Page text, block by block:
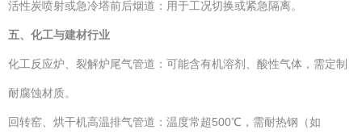
活性炭喷射或急冷塔前后烟道：用于工况切换或紧急隔离。
五、化工与建材行业
化工反应炉、裂解炉尾气管道：可能含有机溶剂、酸性气体，需定制
耐腐蚀材质。
回转窑、烘干机高温排气管道：温度常超500℃，需耐热钢（如